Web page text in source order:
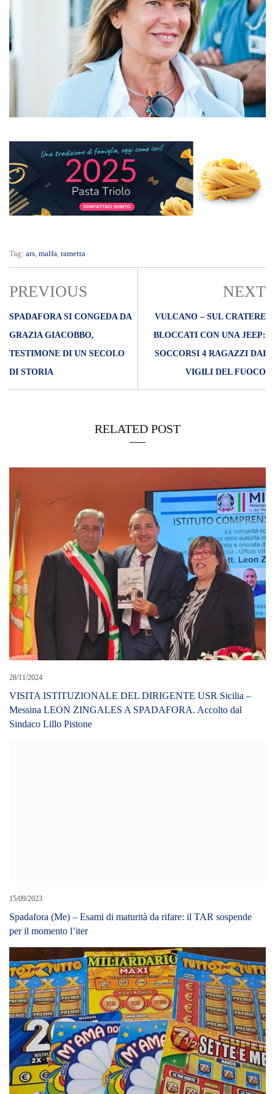
Tag: ars, malfa, rametta
PREVIOUS
SPADAFORA SI CONGEDA DA
GRAZIA GIACOBBO,
TESTIMONE DI UN SECOLO
DI STORIA
NEXT
VULCANO – SUL CRATERE
BLOCCATI CON UNA JEEP:
SOCCORSI 4 RAGAZZI DAI
VIGILI DEL FUOCO
RELATED POST
28/11/2024
VISITA ISTITUZIONALE DEL DIRIGENTE USR Sicilia –
Messina LEON ZINGALES A SPADAFORA. Accolto dal
Sindaco Lillo Pistone
15/09/2023
Spadafora (Me) – Esami di maturità da rifare: il TAR sospende
per il momento l’iter